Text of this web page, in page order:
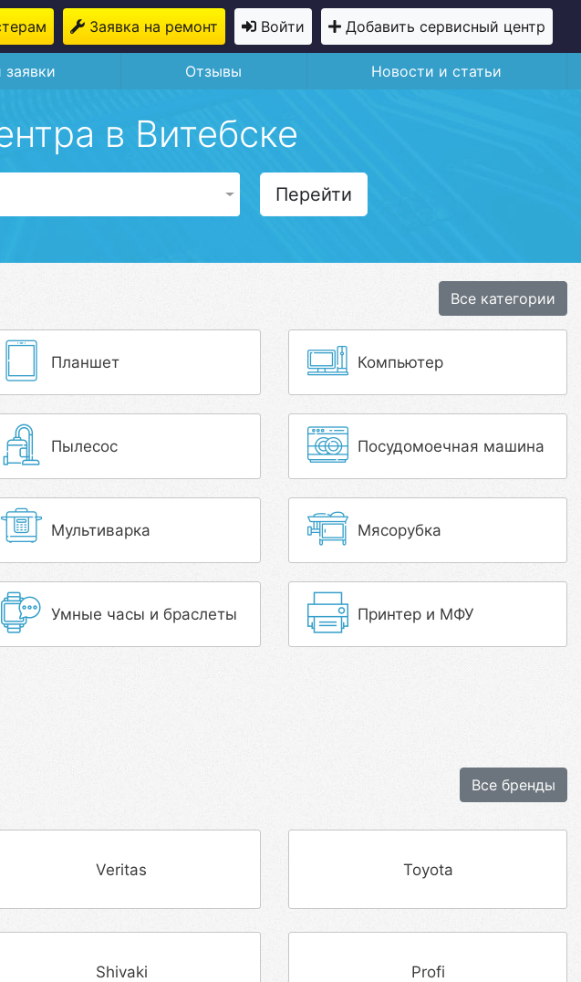
Заявка на ремонт Войти Добавить сервисный центр
Отзывы Новости и статьи
в Витебске
Перейти
Все категории
Планшет Компьютер
Пылесос Посудомоечная машина
Мультиварка Мясорубка
Умные часы и браслеты Принтер и МФУ
Все бренды
Veritas Toyota
Shivaki Profi